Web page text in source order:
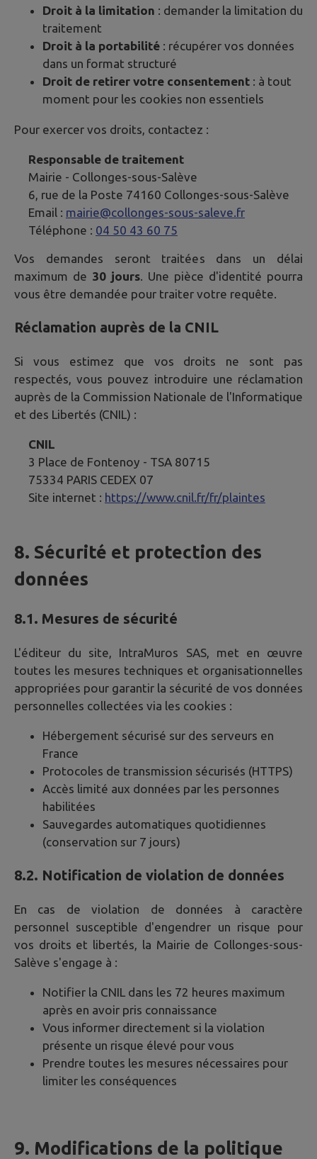
Droit à la limitation : demander la limitation du
traitement
Droit à la portabilité : récupérer vos données
dans un format structuré
Droit de retirer votre consentement : à tout
moment pour les cookies non essentiels
Pour exercer vos droits, contactez :
Responsable de traitement
Mairie - Collonges-sous-Salève
6, rue de la Poste 74160 Collonges-sous-Salève
Email : mairie@collonges-sous-saleve.fr
Téléphone : 04 50 43 60 75
Vos demandes seront traitées dans un délai
maximum de 30 jours . Une pièce d'identité pourra
vous être demandée pour traiter votre requête.
Réclamation auprès de la CNIL
Si vous estimez que vos droits ne sont pas
respectés, vous pouvez introduire une réclamation
auprès de la Commission Nationale de l'Informatique
et des Libertés (CNIL) :
CNIL
3 Place de Fontenoy - TSA 80715
75334 PARIS CEDEX 07
Site internet : https://www.cnil.fr/fr/plaintes
8. Sécurité et protection des
données
8.1. Mesures de sécurité
L'éditeur du site, IntraMuros SAS, met en œuvre
toutes les mesures techniques et organisationnelles
appropriées pour garantir la sécurité de vos données
personnelles collectées via les cookies :
Hébergement sécurisé sur des serveurs en
France
Protocoles de transmission sécurisés (HTTPS)
Accès limité aux données par les personnes
habilitées
Sauvegardes automatiques quotidiennes
(conservation sur 7 jours)
8.2. Notification de violation de données
En cas de violation de données à caractère
personnel susceptible d'engendrer un risque pour
vos droits et libertés, la Mairie de Collonges-sous-
Salève s'engage à :
Notifier la CNIL dans les 72 heures maximum
après en avoir pris connaissance
Vous informer directement si la violation
présente un risque élevé pour vous
Prendre toutes les mesures nécessaires pour
limiter les conséquences
9. Modifications de la politique